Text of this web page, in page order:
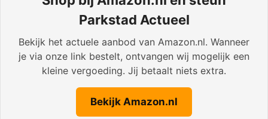
Parkstad Actueel
Bekijk het actuele aanbod van Amazon.nl. Wanneer
je via onze link bestelt, ontvangen wij mogelijk een
kleine vergoeding. Jij betaalt niets extra.
Bekijk Amazon.nl